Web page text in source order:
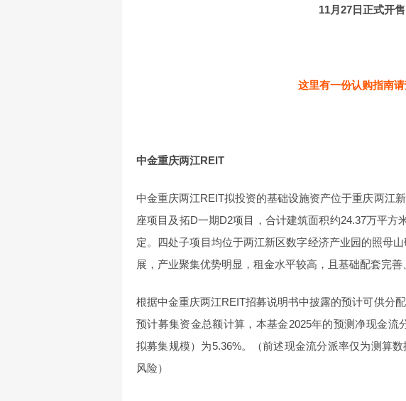
11月27日正式开售
这里有一份认购指南请
中金重庆两江REIT
中金重庆两江REIT拟投资的基础设施资产位于重庆两江
座项目及拓D一期D2项目，合计建筑面积约24.37万平方
定。四处子项目均位于两江新区数字经济产业园的照母
展，产业聚集优势明显，租金水平较高，且基础配套完善
根据中金重庆两江REIT招募说明书中披露的预计可供分
预计募集资金总额计算，本基金2025年的预测净现金流
拟募集规模）为5.36%。（前述现金流分派率仅为测算
风险）